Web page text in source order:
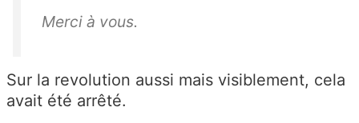
Merci à vous.
Sur la revolution aussi mais visiblement, cela
avait été arrêté.